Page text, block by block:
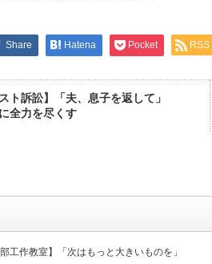
Share Hatena Pocket RSS
ト訴訟】「夫、息子を返して」
全力を尽くす
部工作教室】「次はもっと大きいものを」